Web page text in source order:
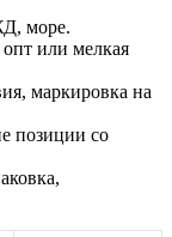
море.
или мелкая
маркировка на
позиции со